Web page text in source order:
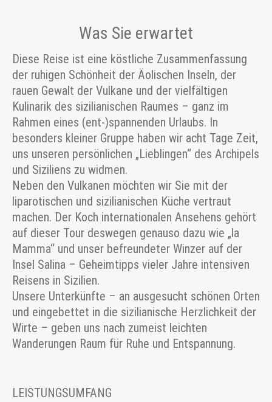
Was Sie erwartet
Diese Reise ist eine köstliche Zusammenfassung
der ruhigen Schönheit der Äolischen Inseln, der
rauen Gewalt der Vulkane und der vielfältigen
Kulinarik des sizilianischen Raumes – ganz im
Rahmen eines (ent-)spannenden Urlaubs. In
besonders kleiner Gruppe haben wir acht Tage Zeit,
uns unseren persönlichen „Lieblingen“ des Archipels
und Siziliens zu widmen.
Neben den Vulkanen möchten wir Sie mit der
liparotischen und sizilianischen Küche vertraut
machen. Der Koch internationalen Ansehens gehört
auf dieser Tour deswegen genauso dazu wie „la
Mamma“ und unser befreundeter Winzer auf der
Insel Salina – Geheimtipps vieler Jahre intensiven
Reisens in Sizilien.
Unsere Unterkünfte – an ausgesucht schönen Orten
und eingebettet in die sizilianische Herzlichkeit der
Wirte – geben uns nach zumeist leichten
Wanderungen Raum für Ruhe und Entspannung.
LEISTUNGSUMFANG